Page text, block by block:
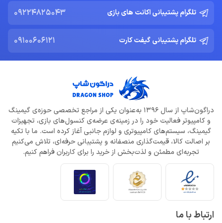
تلگرام پشتیبانی اکانت های بازی 09224825043
تلگرام پشتیبانی گیفت کارت 09100606121
دراگون‌شاپ از سال 1396 به‌عنوان یکی از مراجع تخصصی حوزه‌ی گیمینگ
و کامپیوتر فعالیت خود را در زمینه‌ی عرضه‌ی کنسول‌های بازی، تجهیزات
گیمینگ، سیستم‌های کامپیوتری و لوازم جانبی آغاز کرده است. ما با تکیه
بر اصالت کالا، قیمت‌گذاری منصفانه و پشتیبانی حرفه‌ای، تلاش می‌کنیم
تجربه‌ای مطمئن و لذت‌بخش از خرید را برای کاربران فراهم کنیم.
ارتباط با ما